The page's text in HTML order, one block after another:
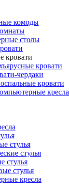
комоды
столы
кровати
кровати
чердаки
кровати
кресла
стулья
стулья
стулья
стулья
кресла